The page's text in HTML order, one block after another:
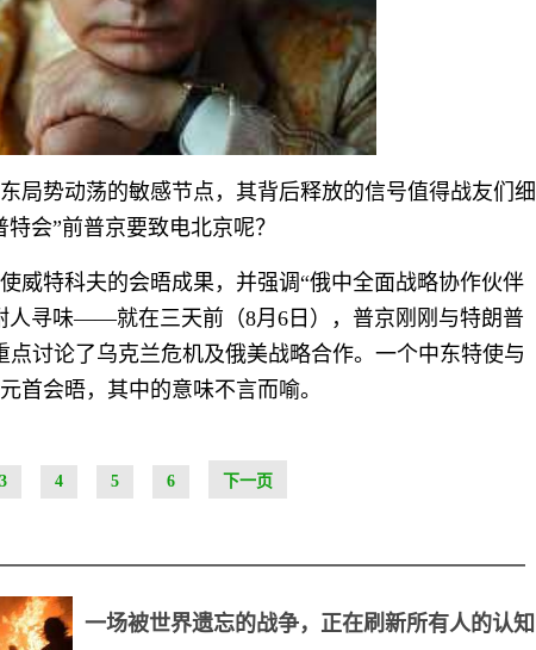
局势动荡的敏感节点，其背后释放的信号值得战友们细
会”前普京要致电北京呢？
威特科夫的会晤成果，并强调“俄中全面战略协作伙伴
人寻味——就在三天前（8月6日），普京刚刚与特朗普
讨论了乌克兰危机及俄美战略合作。一个中东特使与
首会晤，其中的意味不言而喻。
3 4 5 6 下一页
一场被世界遗忘的战争，正在刷新所有人的认知